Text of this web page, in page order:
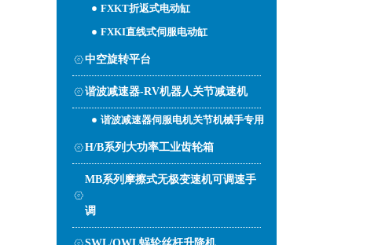
FXKT折返式电动缸
FXKI直线式伺服电动缸
中空旋转平台
谐波减速器-RV机器人关节减速机
谐波减速器伺服电机关节机械手专用
H/B系列大功率工业齿轮箱
MB系列摩擦式无极变速机可调速手
调